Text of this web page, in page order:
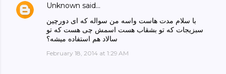
Unknown said…
با سلام مدت هاست واسه من سواله که ای دورچین
سبزیجات که تو بشقاب هست اسمش چی هست که تو
سالاد هم استفاده میشه؟
February 18, 2014 at 1:29 AM